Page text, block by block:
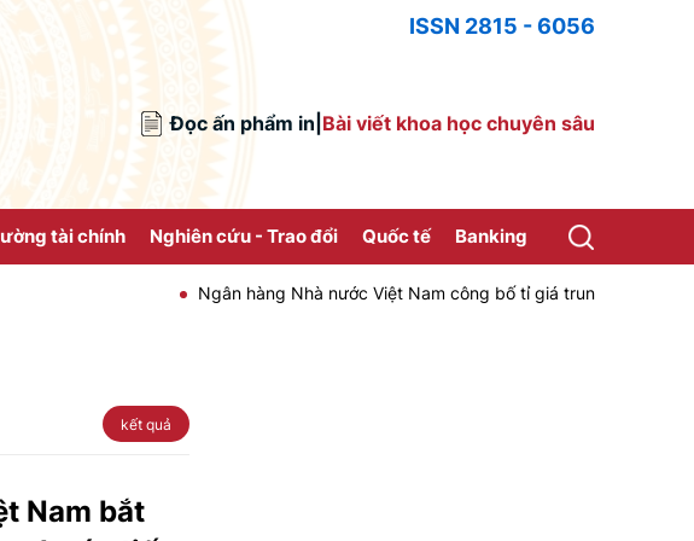
ISSN 2815 - 6056
Đọc ấn phẩm in Bài viết khoa học chuyên sâu
tài chính Nghiên cứu - Trao đổi Quốc tế Banking
Ngân hàng Nhà nước Việt Nam công bố tỉ giá trung tâm của Đồng
kết quả
Nam bắt